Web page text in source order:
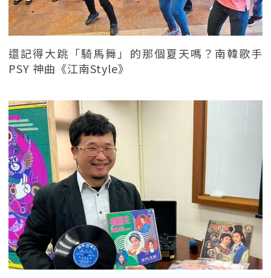
還記得大跳「騎馬舞」的那個夏天嗎？南韓歌手
PSY 神曲《江南Style》